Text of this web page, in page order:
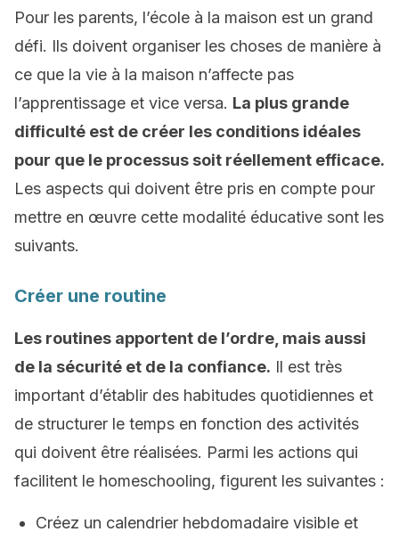
Pour les parents, l’école à la maison est un grand
défi. Ils doivent organiser les choses de manière à
ce que la vie à la maison n’affecte pas
l’apprentissage et vice versa. La plus grande
difficulté est de créer les conditions idéales
pour que le processus soit réellement efficace.
Les aspects qui doivent être pris en compte pour
mettre en œuvre cette modalité éducative sont les
suivants.
Créer une routine
Les routines apportent de l’ordre, mais aussi
de la sécurité et de la confiance. Il est très
important d’établir des habitudes quotidiennes et
de structurer le temps en fonction des activités
qui doivent être réalisées. Parmi les actions qui
facilitent le homeschooling, figurent les suivantes :
Créez un calendrier hebdomadaire visible et